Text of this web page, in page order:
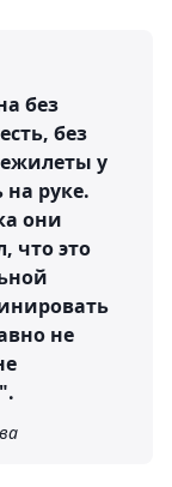
без
без
у
руке.
они
что это
не